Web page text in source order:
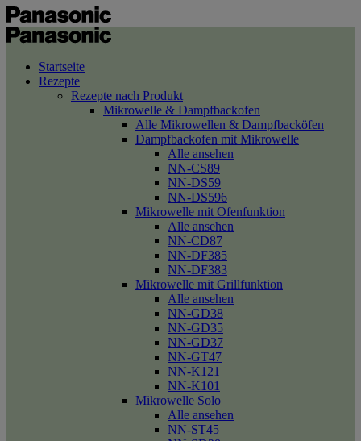
Startseite
Rezepte
Rezepte nach Produkt
Mikrowelle & Dampfbackofen
Alle Mikrowellen & Dampfbacköfen
Dampfbackofen mit Mikrowelle
Alle ansehen
NN-CS89
NN-DS59
NN-DS596
Mikrowelle mit Ofenfunktion
Alle ansehen
NN-CD87
NN-DF385
NN-DF383
Mikrowelle mit Grillfunktion
Alle ansehen
NN-GD38
NN-GD35
NN-GD37
NN-GT47
NN-K121
NN-K101
Mikrowelle Solo
Alle ansehen
NN-ST45